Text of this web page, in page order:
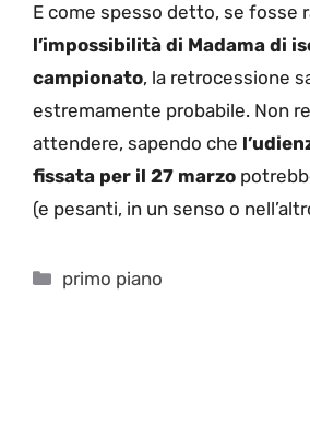
E come spesso detto, se fosse
l’impossibilità di Madama di
campionato, la retrocessione
estremamente probabile. Non
attendere, sapendo che
fissata per il 27 marzo
(e pesanti, in un senso o
Categorie
primo piano